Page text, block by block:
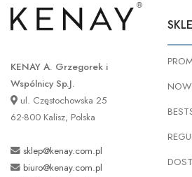
KENAY A. Grzegorek i
Wspólnicy Sp.J.
ul. Częstochowska 25
62-800 Kalisz, Polska
sklep@kenay.com.pl
biuro@kenay.com.pl